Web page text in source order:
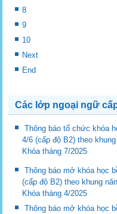
8
9
10
Next
End
Các lớp ngoại ngữ
Thông báo tổ chức khóa
4/6 (cấp độ B2) theo
Khóa tháng 7/2025
Thông báo mở khóa học
(cấp độ B2) theo khung
Khóa tháng 4/2025
Thông báo mở khóa học